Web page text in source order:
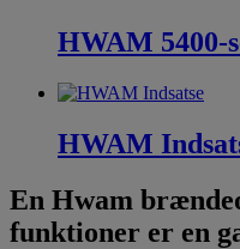
HWAM 5400-
HWAM
En Hwam
funktioner er en